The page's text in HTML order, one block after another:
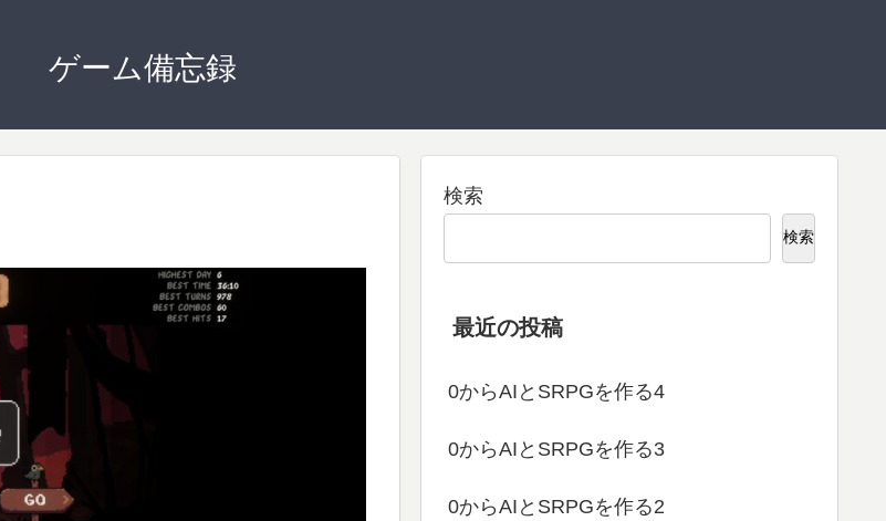
ゲーム備忘録
検索
検索
最近の投稿
0からAIとSRPGを作る4
0からAIとSRPGを作る3
0からAIとSRPGを作る2